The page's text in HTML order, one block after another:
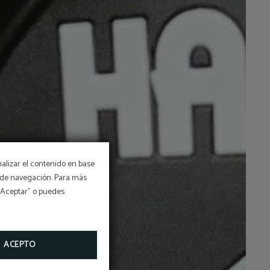
el contenido en base
navegación. Para más
o puedes
ACEPTO